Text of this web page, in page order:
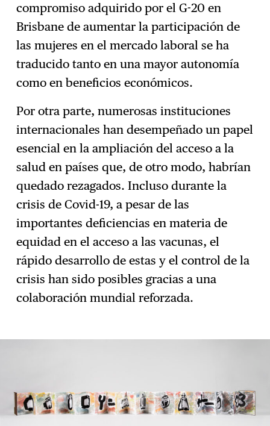
compromiso adquirido por el G-20 en
Brisbane de aumentar la participación de
las mujeres en el mercado laboral se ha
traducido tanto en una mayor autonomía
como en beneficios económicos.
Por otra parte, numerosas instituciones
internacionales han desempeñado un papel
esencial en la ampliación del acceso a la
salud en países que, de otro modo, habrían
quedado rezagados. Incluso durante la
crisis de Covid-19, a pesar de las
importantes deficiencias en materia de
equidad en el acceso a las vacunas, el
rápido desarrollo de estas y el control de la
crisis han sido posibles gracias a una
colaboración mundial reforzada.